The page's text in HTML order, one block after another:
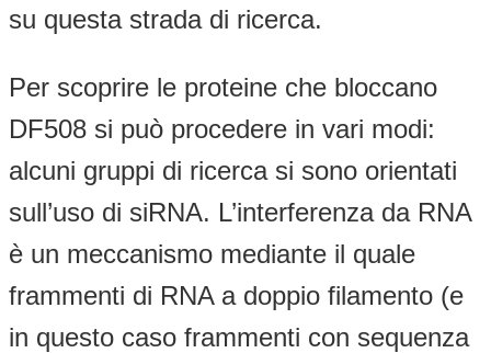
su questa strada di ricerca.
Per scoprire le proteine che bloccano
DF508 si può procedere in vari modi:
alcuni gruppi di ricerca si sono orientati
sull’uso di siRNA. L’interferenza da RNA
è un meccanismo mediante il quale
frammenti di RNA a doppio filamento (e
in questo caso frammenti con sequenza